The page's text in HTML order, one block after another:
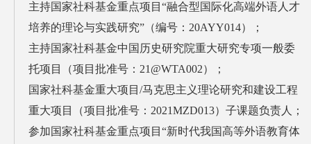
主持国家社科基金重点项目“融合型国际化高端外语人才
培养的理论与实践研究”（编号：20AYY014）；
主持国家社科基金中国历史研究院重大研究专项一般委
托项目（项目批准号：21@WTA002）；
国家社科基金重大项目/马克思主义理论研究和建设工程
重大项目（项目批准号：2021MZD013）子课题负责人；
参加国家社科基金重点项目“新时代我国高等外语教育体